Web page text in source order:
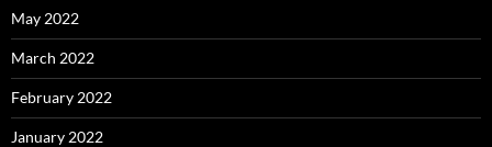
May 2022
March 2022
February 2022
January 2022